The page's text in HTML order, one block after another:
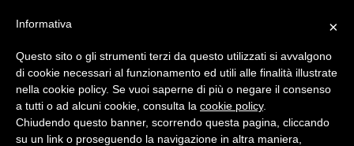
×
Informativa
Questo sito o gli strumenti terzi da questo utilizzati si avvalgono
di cookie necessari al funzionamento ed utili alle finalità illustrate
nella cookie policy. Se vuoi saperne di più o negare il consenso
a tutti o ad alcuni cookie, consulta la cookie policy.
Chiudendo questo banner, scorrendo questa pagina, cliccando
su un link o proseguendo la navigazione in altra maniera,